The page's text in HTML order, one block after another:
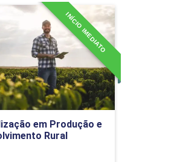
10h
à Inovação no
de Inovação
em Produção e
Rural
INÍCIO IMEDIATO
Especialização em
Produção e
Desenvolvimento Rural
Detalhes do curso